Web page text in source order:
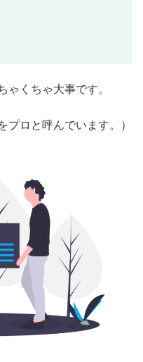
ゃくちゃ大事です。
プロと呼んでいます。）